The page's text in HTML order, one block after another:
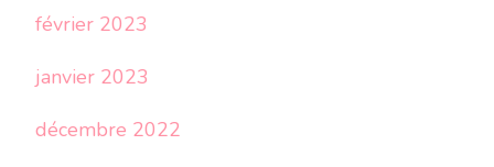
février 2023
janvier 2023
décembre 2022